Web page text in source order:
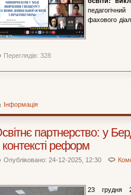
фахового
Переглядів: 328
Інформація
партнерство: у
контексті реформ
Опубліковано: 24-12-2025, 12:30
23 грудня